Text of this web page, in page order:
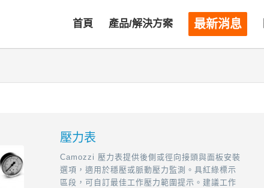
首頁 產品/解決方案 最新消息
壓力表
Camozzi 壓力表提供後側或徑向接頭與面板安裝
選項，適用於穩壓或脈動壓力監測。具紅綠標示
區段，可自訂最佳工作壓力範圍提示。建議工作